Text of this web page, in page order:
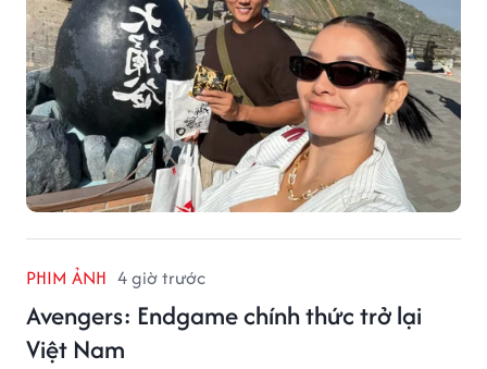
PHIM ẢNH 4 giờ trước
Avengers: Endgame chính thức trở lại
Việt Nam